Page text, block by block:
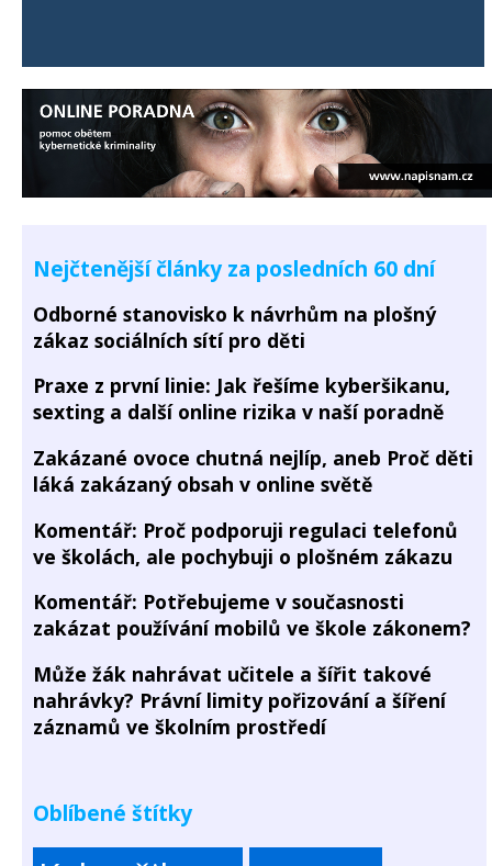
Nejčtenější články za posledních 60 dní
Odborné stanovisko k návrhům na plošný
zákaz sociálních sítí pro děti
Praxe z první linie: Jak řešíme kyberšikanu,
sexting a další online rizika v naší poradně
Zakázané ovoce chutná nejlíp, aneb Proč děti
láká zakázaný obsah v online světě
Komentář: Proč podporuji regulaci telefonů
ve školách, ale pochybuji o plošném zákazu
Komentář: Potřebujeme v současnosti
zakázat používání mobilů ve škole zákonem?
Může žák nahrávat učitele a šířit takové
nahrávky? Právní limity pořizování a šíření
záznamů ve školním prostředí
Oblíbené štítky